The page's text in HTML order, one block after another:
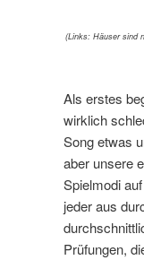
(Links: Häuser sind
Als erstes
wirklich
Song etwas
aber unsere
Spielmodi
jeder aus
Prüfungen,